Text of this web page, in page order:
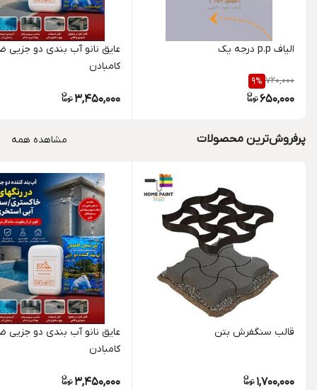
الیاف p.p درجه یک
720,000
9%
650,000
عایق نانو آب بندی دو جزیی
کامبادن
3,450,000
پرفروش‌ترین محصولات مشاهده همه
قالب سنگفرش بتن
1,700,000
عایق نانو آب بندی دو جزیی
کامبادن
3,450,000